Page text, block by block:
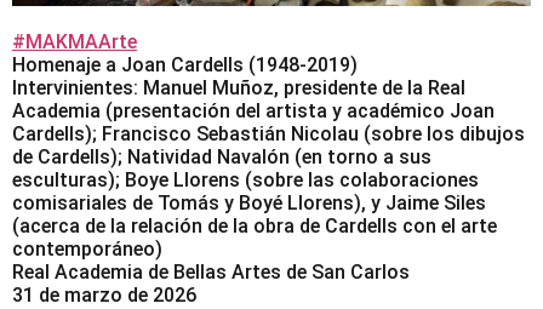
#MAKMAArte
Homenaje a Joan Cardells (1948-2019)
Intervinientes: Manuel Muñoz, presidente de la Real
Academia (presentación del artista y académico Joan
Cardells); Francisco Sebastián Nicolau (sobre los dibujos
de Cardells); Natividad Navalón (en torno a sus
esculturas); Boye Llorens (sobre las colaboraciones
comisariales de Tomás y Boyé Llorens), y Jaime Siles
(acerca de la relación de la obra de Cardells con el arte
contemporáneo)
Real Academia de Bellas Artes de San Carlos
31 de marzo de 2026